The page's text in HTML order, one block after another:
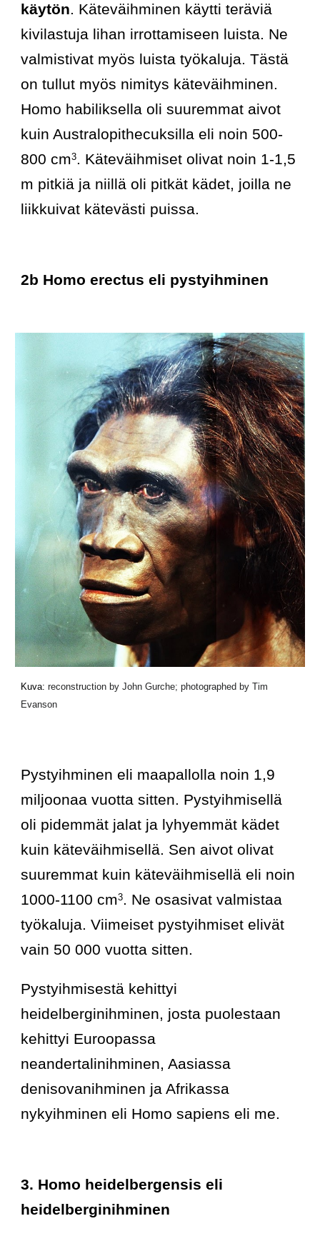
käytön. Käteväihminen käytti teräviä
kivilastuja lihan irrottamiseen luista. Ne
valmistivat myös luista työkaluja. Tästä
on tullut myös nimitys käteväihminen.
Homo habiliksella oli suuremmat aivot
kuin Australopithecuksilla eli noin 500-
800 cm3. Käteväihmiset olivat noin 1-1,5
m pitkiä ja niillä oli pitkät kädet, joilla ne
liikkuivat kätevästi puissa.
2b Homo erectus eli pystyihminen
Kuva: reconstruction by John Gurche; photographed by Tim
Evanson
Pystyihminen eli maapallolla noin 1,9
miljoonaa vuotta sitten. Pystyihmisellä
oli pidemmät jalat ja lyhyemmät kädet
kuin käteväihmisellä. Sen aivot olivat
suuremmat kuin käteväihmisellä eli noin
1000-1100 cm3. Ne osasivat valmistaa
työkaluja. Viimeiset pystyihmiset elivät
vain 50 000 vuotta sitten.
Pystyihmisestä kehittyi
heidelberginihminen, josta puolestaan
kehittyi Euroopassa
neandertalinihminen, Aasiassa
denisovanihminen ja Afrikassa
nykyihminen eli Homo sapiens eli me.
3. Homo heidelbergensis eli
heidelberginihminen